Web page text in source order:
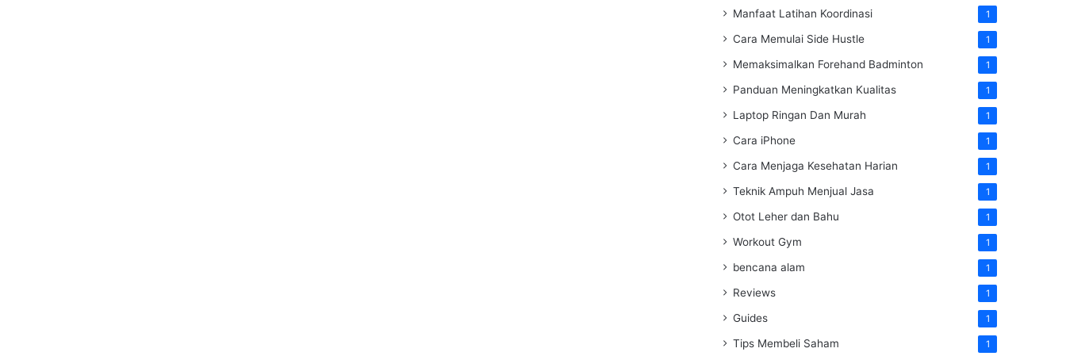
Manfaat Latihan Koordinasi 1
Cara Memulai Side Hustle 1
Memaksimalkan Forehand Badminton 1
Panduan Meningkatkan Kualitas 1
Laptop Ringan Dan Murah 1
Cara iPhone 1
Cara Menjaga Kesehatan Harian 1
Teknik Ampuh Menjual Jasa 1
Otot Leher dan Bahu 1
Workout Gym 1
bencana alam 1
Reviews 1
Guides 1
Tips Membeli Saham 1